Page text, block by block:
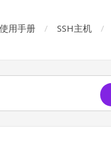
使用手册 SSH主机